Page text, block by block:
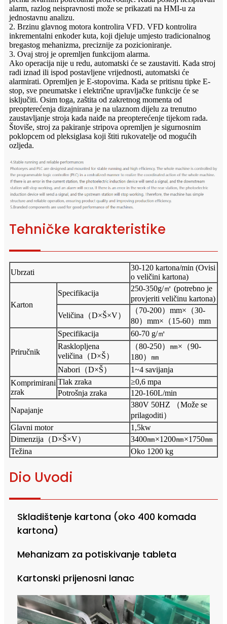
alarm, razlog neispravnosti može se prikazati na HMI-u za
jednostavnu analizu.
2. Brzinu glavnog motora kontrolira VFD. VFD kontrolira
inkrementalni enkoder kuta, koji djeluje umjesto tradicionalnog
bregastog mehanizma, preciznije za pozicioniranje.
3. Ovaj stroj je opremljen funkcijom alarma.
Ako operacija nije u redu, automatski će se zaustaviti. Kada stroj
radi iznad ili ispod postavljene vrijednosti, automatski će
alarmirati. Opremljen je E-stopovima. Kada se pritisnu tipke E-
stop, sve pneumatske i električne upravljačke funkcije će se
isključiti. Osim toga, zaštita od zakretnog momenta od
preopterećenja dizajnirana je na ulaznom dijelu za trenutno
zaustavljanje stroja kada naiđe na preopterećenje tijekom rada.
Štoviše, stroj za pakiranje stripova opremljen je sigurnosnim
poklopcem od pleksiglasa koji štiti rukovatelje od mogućih
ozljeda.
Tehničke karakteristike
Ubrzati
30-120 kartona/min (Ovisi
o veličini kartona)
Karton
Specifikacija
250-350g/㎡ (potrebno je
provjeriti veličinu kartona)
Veličina（D×Š×V）
（70-200）mm×（30-
80）mm×（15-60）mm
Priručnik
Specifikacija
60-70 g/㎡
Rasklopljena
veličina（D×Š）
（80-250）㎜×（90-
180）㎜
Nabori（D×Š）
1~4 savijanja
Komprimirani
zrak
Tlak zraka
≥0,6 mpa
Potrošnja zraka
120-160L/min
Napajanje
380V 50HZ （Može se
prilagoditi）
Glavni motor
1,5kw
Dimenzija（D×Š×V）
3400㎜×1200㎜×1750㎜
Težina
Oko 1200 kg
Dio Uvodi
Skladištenje kartona (oko 400 komada
kartona)
Mehanizam za potiskivanje tableta
Kartonski prijenosni lanac